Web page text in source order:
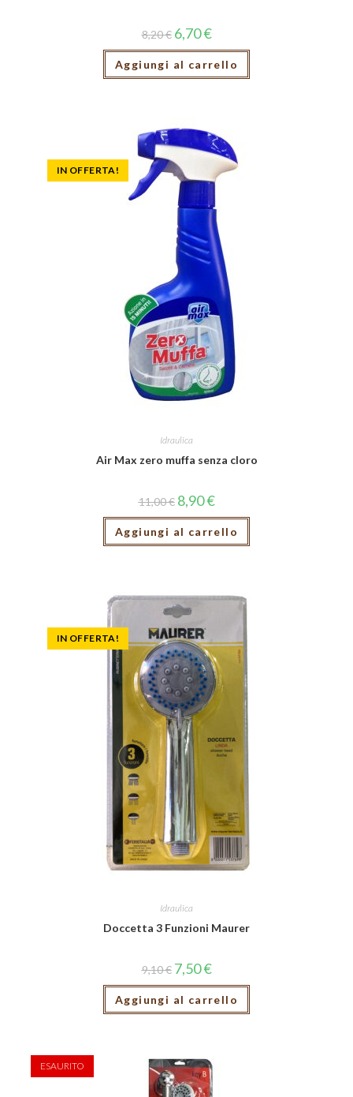
8,20€ 6,70€
Aggiungi al carrello
IN OFFERTA!
Idraulica
Air Max zero muffa senza cloro
11,00€ 8,90€
Aggiungi al carrello
IN OFFERTA!
Idraulica
Doccetta 3 Funzioni Maurer
9,10€ 7,50€
Aggiungi al carrello
ESAURITO